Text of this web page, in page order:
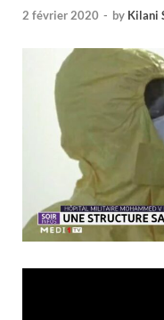
2 février 2020 - by Kilani